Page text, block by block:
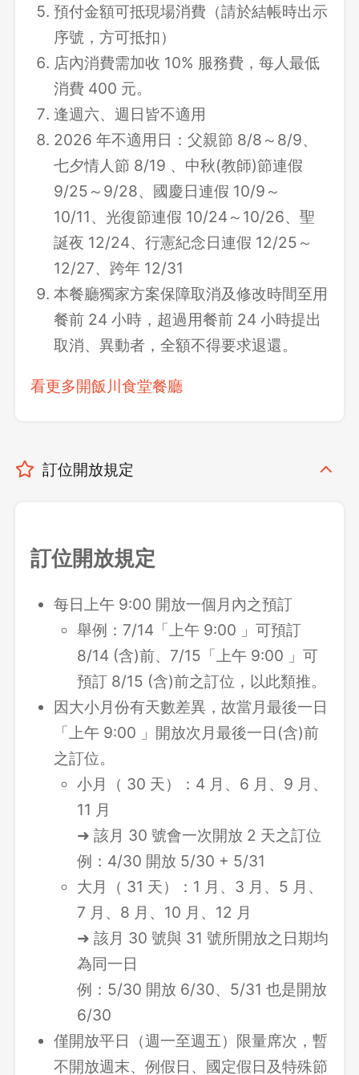
預付金額可抵現場消費（請於結帳時出示
序號，方可抵扣）
店內消費需加收 10% 服務費，每人最低
消費 400 元。
逢週六、週日皆不適用
2026 年不適用日：父親節 8/8～8/9、
七夕情人節 8/19 、中秋(教師)節連假
9/25～9/28、國慶日連假 10/9～
10/11、光復節連假 10/24～10/26、聖
誕夜 12/24、行憲紀念日連假 12/25～
12/27、跨年 12/31
本餐廳獨家方案保障取消及修改時間至用
餐前 24 小時，超過用餐前 24 小時提出
取消、異動者，全額不得要求退還。
看更多開飯川食堂餐廳
訂位開放規定
訂位開放規定
每日上午 9:00 開放一個月內之預訂
舉例：7/14「上午 9:00 」可預訂
8/14 (含)前、7/15「上午 9:00 」可
預訂 8/15 (含)前之訂位，以此類推。
因大小月份有天數差異，故當月最後一日
「上午 9:00 」開放次月最後一日(含)前
之訂位。
小月（ 30 天）：4 月、6 月、9 月、
11 月
➜ 該月 30 號會一次開放 2 天之訂位
例：4/30 開放 5/30 + 5/31
大月（ 31 天）：1 月、3 月、5 月、
7 月、8 月、10 月、12 月
➜ 該月 30 號與 31 號所開放之日期均
為同一日
例：5/30 開放 6/30、5/31 也是開放
6/30
僅開放平日（週一至週五）限量席次，暫
不開放週末、例假日、國定假日及特殊節